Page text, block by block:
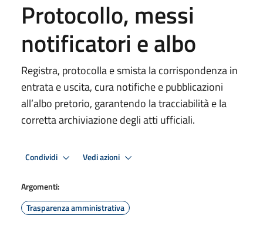
Protocollo, messi
notificatori e albo
Registra, protocolla e smista la corrispondenza in
entrata e uscita, cura notifiche e pubblicazioni
all’albo pretorio, garantendo la tracciabilità e la
corretta archiviazione degli atti ufficiali.
Condividi Vedi azioni
Argomenti:
Trasparenza amministrativa